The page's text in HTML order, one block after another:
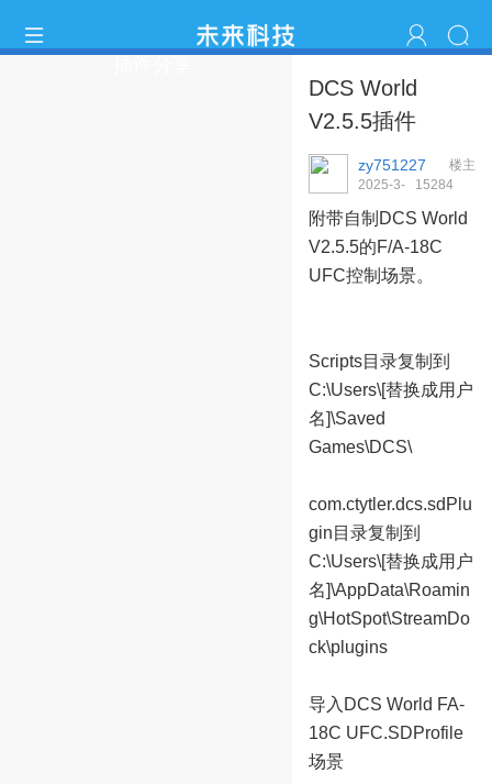
DCS World
V2.5.5插件
楼主
zy751227
15284
2025-3-
附带自制DCS World
V2.5.5的F/A-18C
UFC控制场景。
Scripts目录复制到
C:\Users\[替换成用户
名]\Saved
Games\DCS\
com.ctytler.dcs.sdPlu
gin目录复制到
C:\Users\[替换成用户
名]\AppData\Roamin
g\HotSpot\StreamDo
ck\plugins
导入DCS World FA-
18C UFC.SDProfile
场景